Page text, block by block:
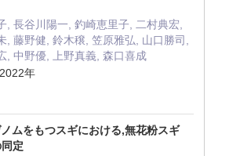
, 長谷川陽一, 釣崎恵里子, 二村典宏,
, 藤野健, 鈴木穣, 笠原雅弘, 山口勝司,
, 中野優, 上野真義, 森口喜成
年
ムをもつスギにおける,無花粉スギ
定